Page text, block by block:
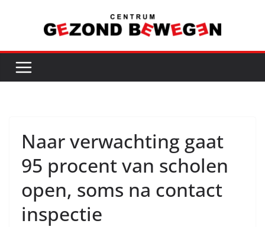
inhoud
Naar verwachting gaat
95 procent van scholen
open, soms na contact
inspectie